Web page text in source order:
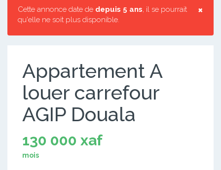
×
Cette annonce date de depuis 5 ans, il se pourrait
qu'elle ne soit plus disponible.
Appartement A
louer carrefour
AGIP Douala
130 000 xaf
mois